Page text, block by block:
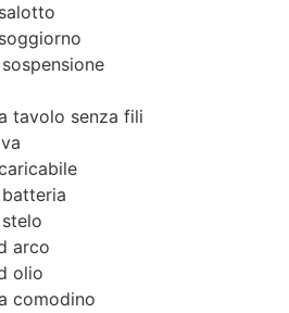
tavolo senza fili
arco
olio
comodino